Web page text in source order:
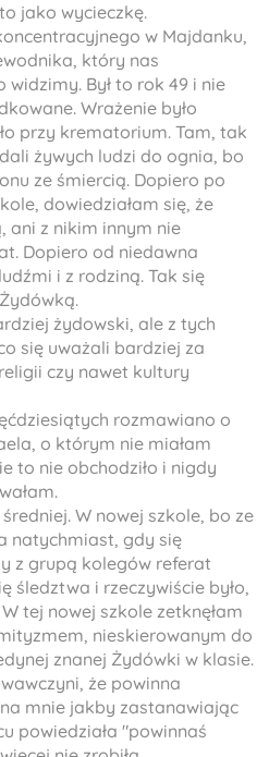
jako wycieczkę.
w Majdanku,
który nas
widzimy. Był to rok 49 i nie
Wrażenie było
przy krematorium. Tam, tak
żywych ludzi do ognia, bo
ze śmiercią. Dopiero po
dowiedziałam się, że
ani z nikim innym nie
Dopiero od niedawna
i z rodziną. Tak się
żydowski, ale z tych
się uważali bardziej za
czy nawet kultury
rozmawiano o
o którym nie miałam
to nie obchodziło i nigdy
W nowej szkole, bo ze
natychmiast, gdy się
z grupą kolegów referat
śledztwa i rzeczywiście było,
tej nowej szkole zetknęłam
nieskierowanym do
znanej Żydówki w klasie.
że powinna
mnie jakby zastanawiając
powiedziała "powinnaś